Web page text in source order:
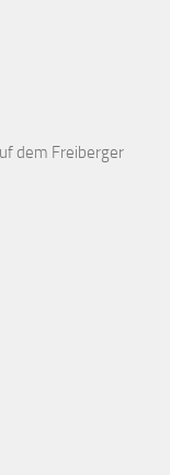
dem Freiberger